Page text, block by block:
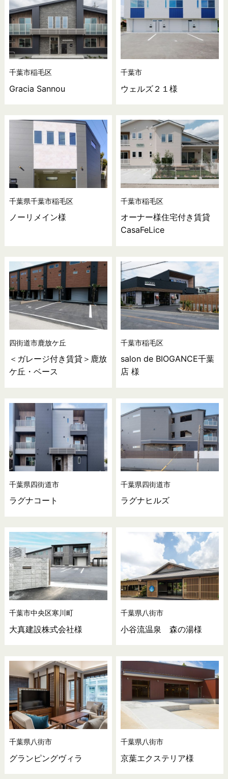
千葉市稲毛区
Gracia Sannou
千葉市
ウェルズ２１様
千葉県千葉市稲毛区
ノーリメイン様
千葉市稲毛区
オーナー様住宅付き賃貸
CasaFeLice
四街道市鹿放ケ丘
＜ガレージ付き賃貸＞鹿放
ケ丘・ベース
千葉市稲毛区
salon de BIOGANCE千葉
店 様
千葉県四街道市
ラグナコート
千葉県四街道市
ラグナヒルズ
千葉市中央区寒川町
大真建設株式会社様
千葉県八街市
小谷流温泉 森の湯様
千葉県八街市
グランピングヴィラ
千葉県八街市
京葉エクステリア様